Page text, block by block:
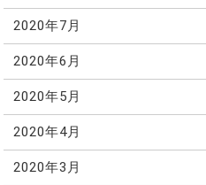
2020年7月
2020年6月
2020年5月
2020年4月
2020年3月